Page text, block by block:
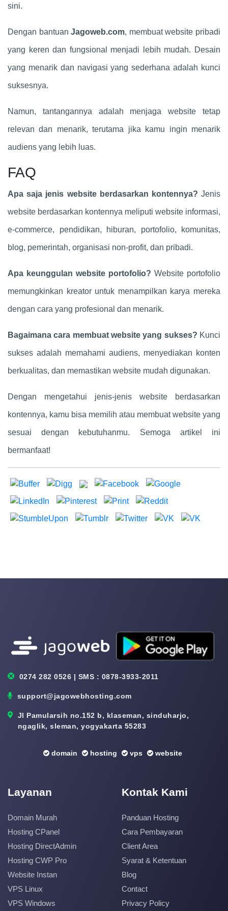
sini.
Dengan bantuanJagoweb.com, membuat website pribadi
yang keren dan fungsional menjadi lebih mudah. Desain
yang menarik dan navigasi yang sederhana adalah kunci
suksesnya.
Namun, tantangannya adalah menjaga website tetap
relevan dan menarik, terutama jika kamu ingin menarik
audiens yang lebih luas.
FAQ
Apa saja jenis website berdasarkan kontennya? Jenis
website berdasarkan kontennya meliputi website informasi,
e-commerce, pendidikan, hiburan, portofolio, komunitas,
blog, pemerintah, organisasi non-profit, dan pribadi.
Apa keunggulan website portofolio? Website portofolio
memungkinkan kreator untuk menampilkan karya mereka
dengan cara yang profesional dan menarik.
Bagaimana cara membuat website yang sukses? Kunci
sukses adalah memahami audiens, menyediakan konten
berkualitas, dan memastikan website mudah digunakan.
Dengan mengetahui jenis-jenis website berdasarkan
kontennya, kamu bisa memilih atau membuat website yang
sesuai dengan kebutuhanmu. Semoga artikel ini
bermanfaat!
0274 282 0526 | SMS : 0878-3933-2011
support@jagowebhosting.com
Jl Pamularsih no.152 b, klaseman, sinduharjo,
ngaglik, sleman, yogyakarta 55283
domain hosting vps website
Layanan
Domain Murah
Hosting CPanel
Hosting DirectAdmin
Hosting CWP Pro
Website Instan
VPS Linux
VPS Windows
Kontak Kami
Panduan Hosting
Cara Pembayaran
Client Area
Syarat & Ketentuan
Blog
Contact
Privacy Policy